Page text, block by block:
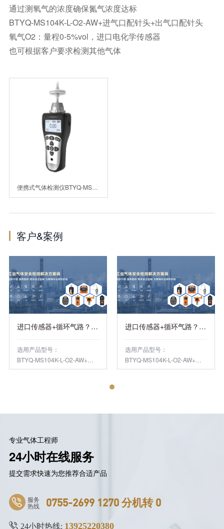
通过测氧气的浓度确保氮气浓度达标
BTYQ-MS104K-L-O2-AW+进气口配针头+出气口配针头
氧气O2：量程0-5%vol，进口电化学传感器
也可根据客户要求检测其他气体
便携式气体检测仪BTYQ-MS104K-L
客户&案例
进口传感器+循环气路？逸云天如何破解小包装检测困局
选用产品型号：
进口传感器+循环气路？逸云天如何破解小包装检测困局
选用产品型号：
专业气体工程师
24小时在线服务
提交需求快速为您推荐合适产品
服务
热线 0755-2699 1270 分机转 0
24小时热线: 13925220380